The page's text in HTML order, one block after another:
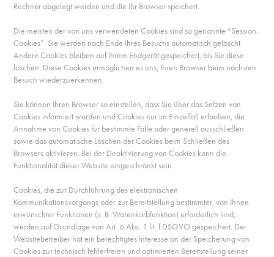
Rechner abgelegt werden und die Ihr Browser speichert.
Die meisten der von uns verwendeten Cookies sind so genannte “Session-
Cookies”. Sie werden nach Ende Ihres Besuchs automatisch gelöscht.
Andere Cookies bleiben auf Ihrem Endgerät gespeichert, bis Sie diese
löschen. Diese Cookies ermöglichen es uns, Ihren Browser beim nächsten
Besuch wiederzuerkennen.
Sie können Ihren Browser so einstellen, dass Sie über das Setzen von
Cookies informiert werden und Cookies nur im Einzelfall erlauben, die
Annahme von Cookies für bestimmte Fälle oder generell ausschließen
sowie das automatische Löschen der Cookies beim Schließen des
Browsers aktivieren. Bei der Deaktivierung von Cookies kann die
Funktionalität dieser Website eingeschränkt sein.
Cookies, die zur Durchführung des elektronischen
Kommunikationsvorgangs oder zur Bereitstellung bestimmter, von Ihnen
erwünschter Funktionen (z. B. Warenkorbfunktion) erforderlich sind,
werden auf Grundlage von Art. 6 Abs. 1 lit. f DSGVO gespeichert. Der
Websitebetreiber hat ein berechtigtes Interesse an der Speicherung von
Cookies zur technisch fehlerfreien und optimierten Bereitstellung seiner